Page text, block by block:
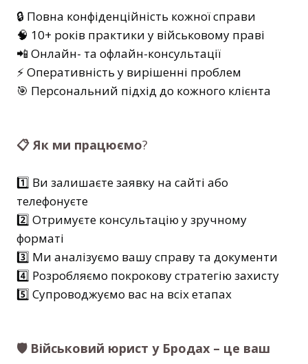
🔒 Повна конфіденційність кожної справи
🧠 10+ років практики у військовому праві
📲 Онлайн- та офлайн-консультації
⚡ Оперативність у вирішенні проблем
🎯 Персональний підхід до кожного клієнта
📋 Як ми працюємо?
1️⃣ Ви залишаєте заявку на сайті або
телефонуєте
2️⃣ Отримуєте консультацію у зручному
форматі
3️⃣ Ми аналізуємо вашу справу та документи
4️⃣ Розробляємо покрокову стратегію захисту
5️⃣ Супроводжуємо вас на всіх етапах
🛡️ Військовий юрист у Бродах – це ваш